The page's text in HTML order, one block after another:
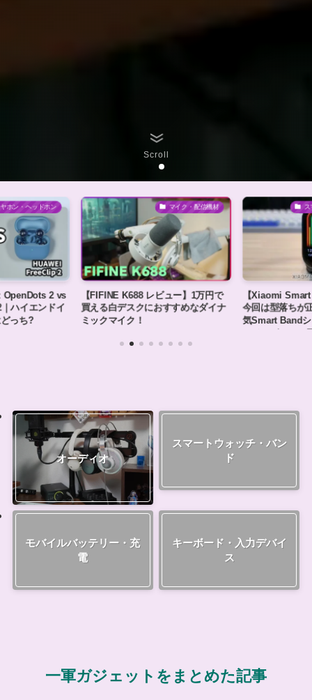
Scroll
ホン・ヘッドホン
OpenDots 2 vs
ハイエンドイ
っち?
マイク・配信機材
【FIFINE K688 レビュー】1万円で
買える白デスクにおすすめなダイナ
ミックマイク！
ス
【Xiaomi
今回は型落ちが
気Smart Band
ンドデビューに
オーディオ
スマートウォッチ・バン
ド
モバイルバッテリー・充
電
キーボード・入力デバイ
ス
一軍ガジェットをまとめた記事